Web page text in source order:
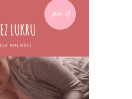
pin it